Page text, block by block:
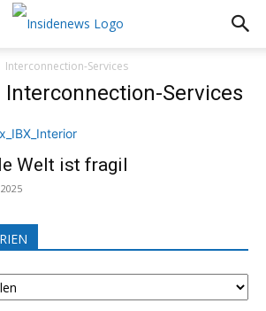
Interconnection-Services
Services
Welt ist fragil